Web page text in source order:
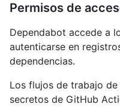
Permisos de
Dependabot accede a
autenticarse en
dependencias.
Los flujos de trabajo
secretos de GitHub